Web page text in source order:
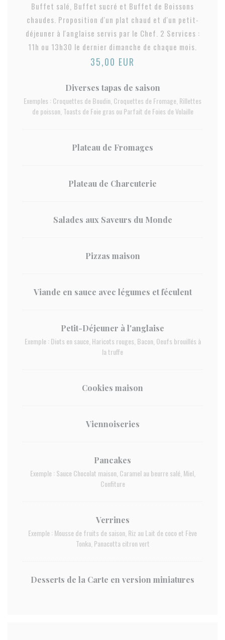
Buffet salé, Buffet sucré et Buffet de Boissons
chaudes. Proposition d'un plat chaud et d'un petit-
déjeuner à l'anglaise servis par le Chef. 2 Services :
11h ou 13h30 le dernier dimanche de chaque mois.
35,00 EUR
Diverses tapas de saison
Exemples : Croquettes de Boudin, Croquettes de Fromage, Rillettes
de poisson, Toasts de Foie gras ou Parfait de Foies de Volaille
Plateau de Fromages
Plateau de Charcuterie
Salades aux Saveurs du Monde
Pizzas maison
Viande en sauce avec légumes et féculent
Petit-Déjeuner à l'anglaise
Exemple : Diots en sauce, Haricots rouges, Bacon, Oeufs brouillés à
la truffe
Cookies maison
Viennoiseries
Pancakes
Exemple : Sauce Chocolat maison, Caramel au beurre salé, Miel,
Confiture
Verrines
Exemple : Mousse de fruits de saison, Riz au Lait de coco et Fève
Tonka, Panacotta citron vert
Desserts de la Carte en version miniatures